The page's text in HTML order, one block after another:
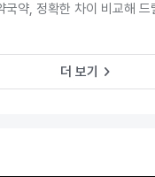
약, 정확한 차이 비교해 드
더 보기 keyboard_arrow_right